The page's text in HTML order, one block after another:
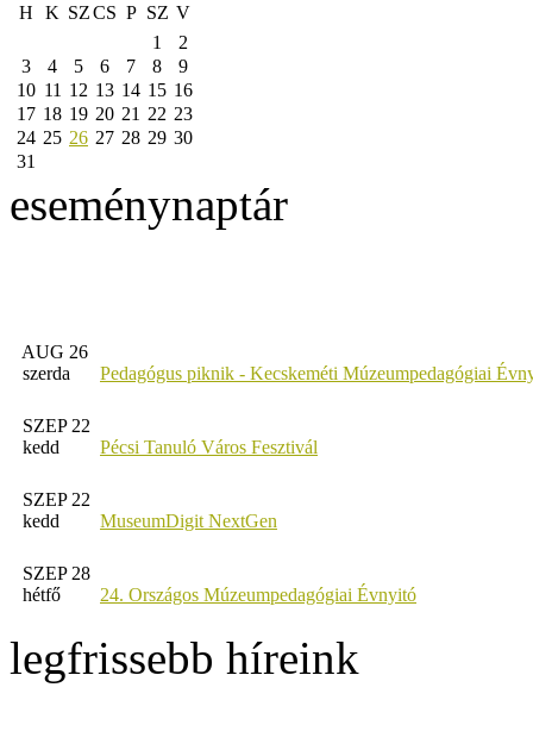
H K SZCS P SZ V
1
2
3
4 5 6 7 8
9
10 11 12 13 14 15 16
17 18 19 20 21 22 23
24 25 26 27 28 29 30
31
eseménynaptár
AUG 26
szerda
Pedagógus piknik - Kecskeméti Múzeumpedagógiai
SZEP 22
kedd
Pécsi Tanuló Város Fesztivál
SZEP 22
kedd
MuseumDigit NextGen
SZEP 28
hétfő
24. Országos Múzeumpedagógiai Évnyitó
legfrissebb híreink